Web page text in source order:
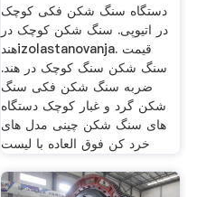
دستگاه سنگ شکن فکی کوچک
در اتیوپی. سنگ شکن کوچک در
هندizolastanovanja. قیمت
سنگ شکن سنگ کوچک در هند.
ضربه سنگ شکن فکی سنگ
شکن گرد و غبار کوچک دستگاه
های سنگ شکن چینی مدل های
خرد کن فوق العاده با لیست